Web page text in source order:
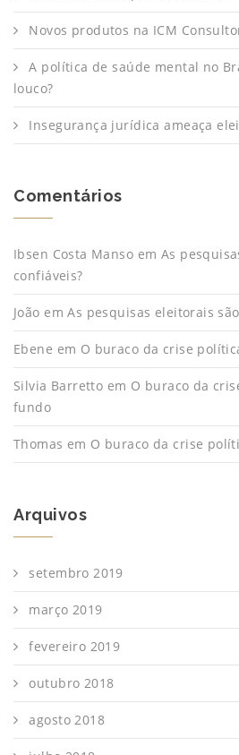
Novos produtos na ICM
A política de saúde mental no
louco?
Insegurança jurídica ameaça
Comentários
Ibsen Costa Manso em As
confiáveis?
João emAs pesquisas eleitorais
Ebene em O buraco da crise
Silvia Barretto em O buraco da
fundo
Thomas em O buraco da crise
Arquivos
setembro 2019
março 2019
fevereiro 2019
outubro 2018
agosto 2018